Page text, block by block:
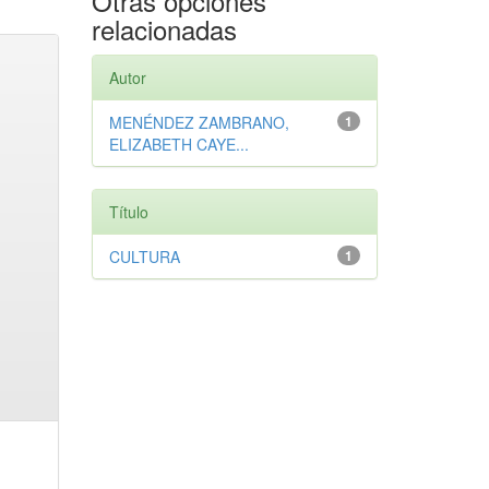
relacionadas
Autor
1
MENÉNDEZ ZAMBRANO,
ELIZABETH CAYE...
Título
1
CULTURA